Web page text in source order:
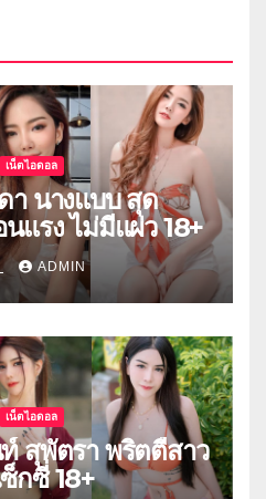
เน็ตไอดอล
า นางแบบ สุด
แรง ไม่มีแผ่ว 18+
ADMIN
เน็ตไอดอล
สุพัตรา พริตตี้สาว
กซี่ 18+